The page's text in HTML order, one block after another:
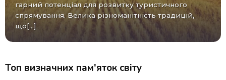
гарний потенціал для розвитку туристичного
спрямування. Велика різноманітність традицій,
що[...]
Топ визначних пам'яток світу